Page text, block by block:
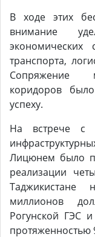
В ходе этих
внимание
экономических
транспорта,
Сопряжение
коридоров
успеху.
На встрече с
Лицюнем было
реализации
миллионов
Рогунской ГЭС
протяженностью